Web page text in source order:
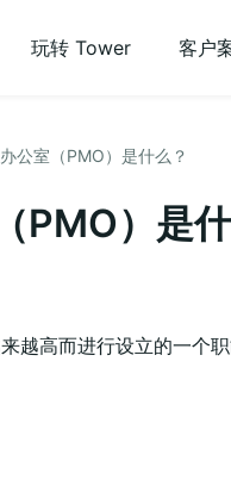
玩转 Tower 客户
公室（PMO）是什么？
PMO）是
越高而进行设立的一个